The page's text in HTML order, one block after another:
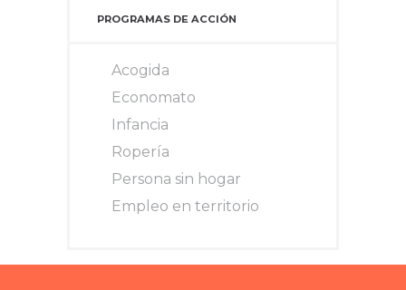
PROGRAMAS DE ACCIÓN
Acogida
Economato
Infancia
Ropería
Persona sin hogar
Empleo en territorio